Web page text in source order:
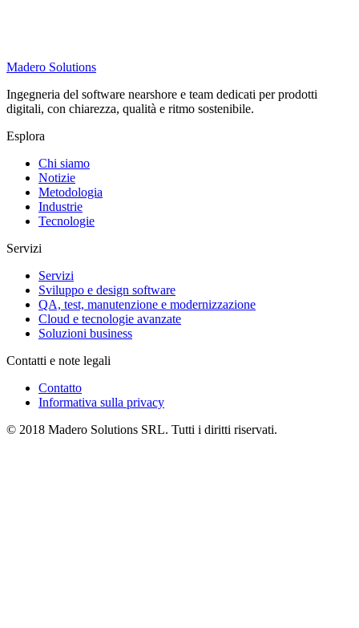
Madero Solutions
Ingegneria del software nearshore e team dedicati per prodotti
digitali, con chiarezza, qualità e ritmo sostenibile.
Esplora
Chi siamo
Notizie
Metodologia
Industrie
Tecnologie
Servizi
Servizi
Sviluppo e design software
QA, test, manutenzione e modernizzazione
Cloud e tecnologie avanzate
Soluzioni business
Contatti e note legali
Contatto
Informativa sulla privacy
© 2018 Madero Solutions SRL. Tutti i diritti riservati.